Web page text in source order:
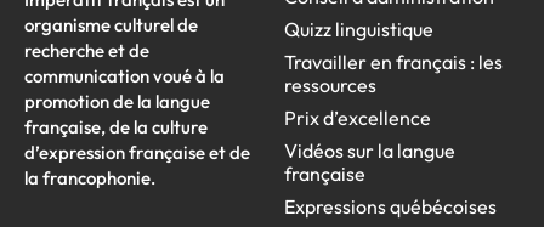
organisme culturel de
recherche et de
communication voué à la
promotion de la langue
française, de la culture
d’expression française et de
la francophonie.
Quizz linguistique
Travailler en français : les
ressources
Prix d’excellence
Vidéos sur la langue
française
Expressions québécoises